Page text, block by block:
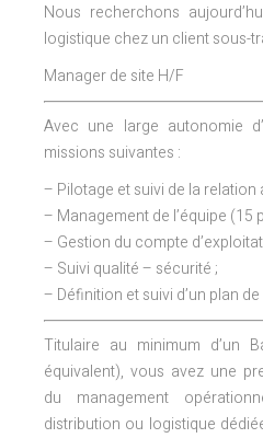
Nous recherchons
logistique chez un client sous-
Manager de site H/F
Avec une large autonomie
missions suivantes :
– Pilotage et suivi de la relation
– Management de l’équipe (15
– Gestion du compte
– Suivi qualité – sécurité ;
– Définition et suivi d’un plan
Titulaire au minimum d’un
équivalent), vous avez une
du management
distribution ou logistique